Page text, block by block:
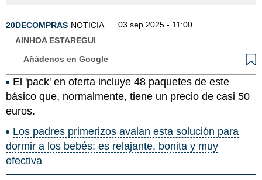
20DECOMPRAS NOTICIA
03 sep 2025 - 11:00
AINHOA ESTAREGUI
Añádenos en Google
El 'pack' en oferta incluye 48 paquetes de este
básico que, normalmente, tiene un precio de casi 50
euros.
Los padres primerizos avalan esta solución para
dormir a los bebés: es relajante, bonita y muy
efectiva